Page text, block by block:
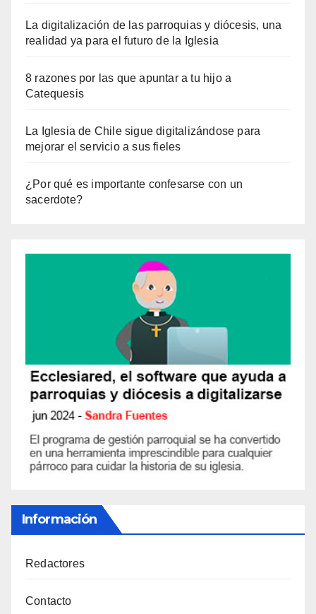
La digitalización de las parroquias y diócesis, una
realidad ya para el futuro de la Iglesia
8 razones por las que apuntar a tu hijo a
Catequesis
La Iglesia de Chile sigue digitalizándose para
mejorar el servicio a sus fieles
¿Por qué es importante confesarse con un
sacerdote?
Información
Redactores
Contacto